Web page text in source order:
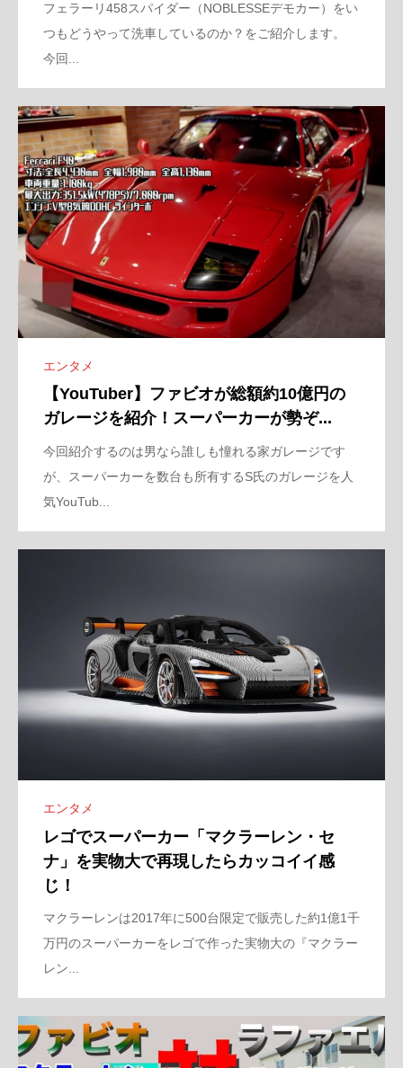
フェラーリ458スパイダー（NOBLESSEデモカー）をい
つもどうやって洗車しているのか？をご紹介します。
今回...
エンタメ
【YouTuber】ファビオが総額約10億円の
ガレージを紹介！スーパーカーが勢ぞ...
今回紹介するのは男なら誰しも憧れる家ガレージです
が、スーパーカーを数台も所有するS氏のガレージを人
気YouTub...
エンタメ
レゴでスーパーカー「マクラーレン・セ
ナ」を実物大で再現したらカッコイイ感
じ！
マクラーレンは2017年に500台限定で販売した約1億1千
万円のスーパーカーをレゴで作った実物大の『マクラー
レン...